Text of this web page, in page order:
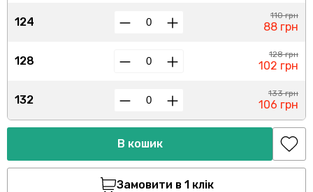
124
128
132
110 грн
88 грн
128 грн
102 грн
133 грн
106 грн
В кошик
Замовити в 1 клік